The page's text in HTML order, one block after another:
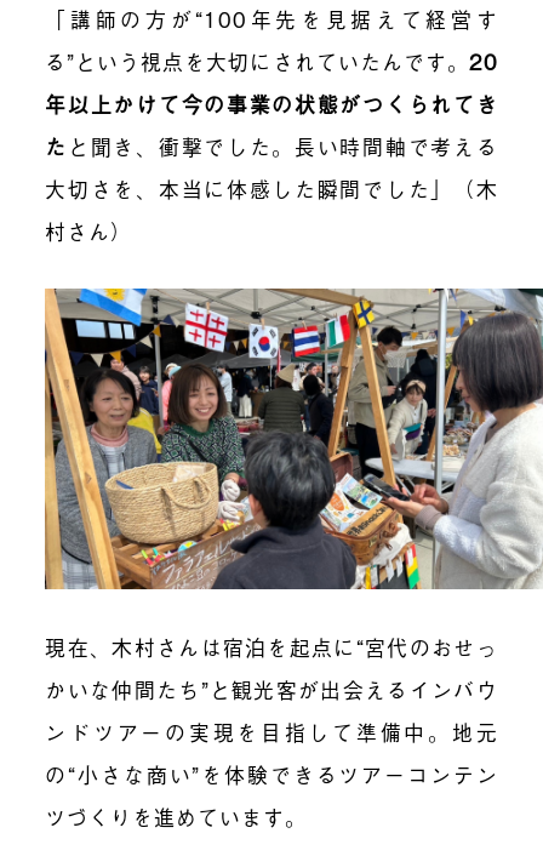
「講師の方が“100年先を見据えて経営す
る”という視点を大切にされていたんです。 20
年以上かけて今の事業の状態がつくられてき
た と聞き、衝撃でした。長い時間軸で考える
大切さを、本当に体感した瞬間でした」（木
村さん）
現在、木村さんは宿泊を起点に“宮代のおせっ
かいな仲間たち ”と観光客が出会えるインバウ
ンドツアーの実現を目指して準備中。地元
の“小さな商い”を体験できるツアーコンテン
ツづくりを進めています。